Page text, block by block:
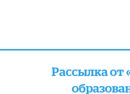
Рассылка от